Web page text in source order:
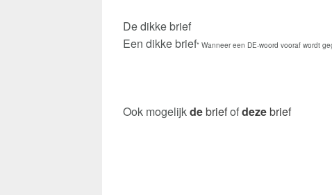
De dikke brief
Een dikke brief* Wanneer een DE-woord vooraf wordt
Ook mogelijkdebriefofdezebrief